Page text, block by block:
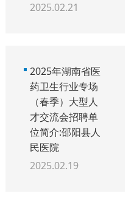
2025.02.21
2025年湖南省医
药卫生行业专场
（春季）大型人
才交流会招聘单
位简介:邵阳县人
民医院
2025.02.19